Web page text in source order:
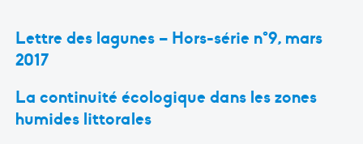
Lettre des lagunes – Hors-série n°9, mars
2017
La continuité écologique dans les zones
humides littorales